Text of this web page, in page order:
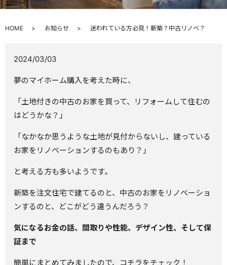
HOME お知らせ 迷われている方必見！新築？中古リノベ？
2024/03/03
夢のマイホーム購入を考えた時に、
「土地付きの中古のお家を買って、リフォームして住むの
はどうかな？」
「なかなか思うような土地が見付からないし、建っている
お家をリノベーションするのもあり？」
と考える方も多いようです。
新築を注文住宅で建てるのと、中古のお家をリノベーショ
ンするのと、どこがどう違うんだろう？
気になるお金の話、間取りや性能、デザイン性、そして保
証まで
簡単にまとめてみましたので、コチラをチェック！